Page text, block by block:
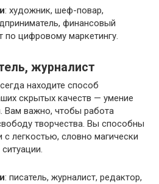
: художник, шеф-повар,
финансовый
по цифровому маркетингу.
журналист
находите способ
скрытых качеств — умение
Вам важно, чтобы работа
творчества. Вы способны
легкостью, словно магически
: писатель, журналист, редактор,